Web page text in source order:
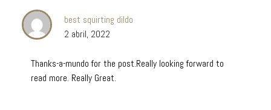
best squirting dildo
2 abril, 2022
Thanks-a-mundo for the post.Really looking forward to
read more. Really Great.